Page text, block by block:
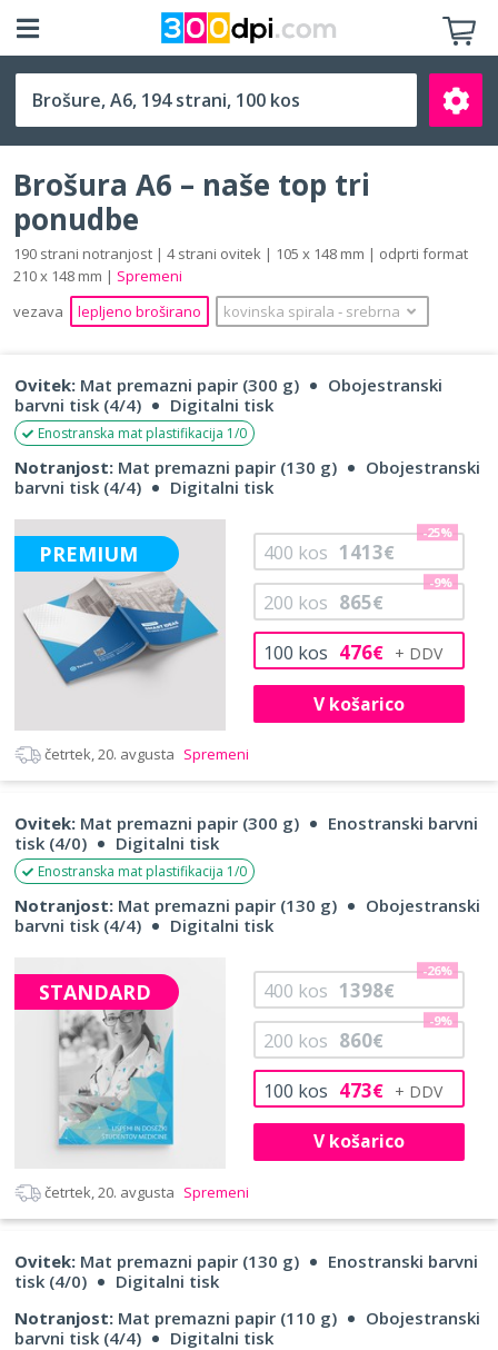
A6 (105 x 148 mm)
Išči
Brošura A6 – naše top tri
ponudbe
190 strani notranjost | 4 strani ovitek | 105 x 148 mm | odprti format
210 x 148 mm | Spremeni
vezava
lepljeno broširano kovinska spirala ‐ srebrna
Ovitek: Mat premazni papir (300 g)
Obojestranski
barvni tisk (4/4)
Digitalni tisk
Enostranska mat plastifikacija 1/0
Notranjost: Mat premazni papir (130 g)
Obojestranski
barvni tisk (4/4)
Digitalni tisk
PREMIUM
100 kos 476€
200 kos 865€
-9%
400 kos 1413€
-25%
V košarico
četrtek, 20. avgusta Spremeni
Ovitek: Mat premazni papir (300 g)
Enostranski barvni
tisk (4/0)
Digitalni tisk
Enostranska mat plastifikacija 1/0
Notranjost: Mat premazni papir (130 g)
Obojestranski
barvni tisk (4/4)
Digitalni tisk
STANDARD
100 kos 473€
200 kos 860€
-9%
400 kos 1398€
-26%
V košarico
četrtek, 20. avgusta Spremeni
Ovitek: Mat premazni papir (130 g)
Enostranski barvni
tisk (4/0)
Digitalni tisk
Notranjost: Mat premazni papir (110 g)
Obojestranski
barvni tisk (4/4)
Digitalni tisk